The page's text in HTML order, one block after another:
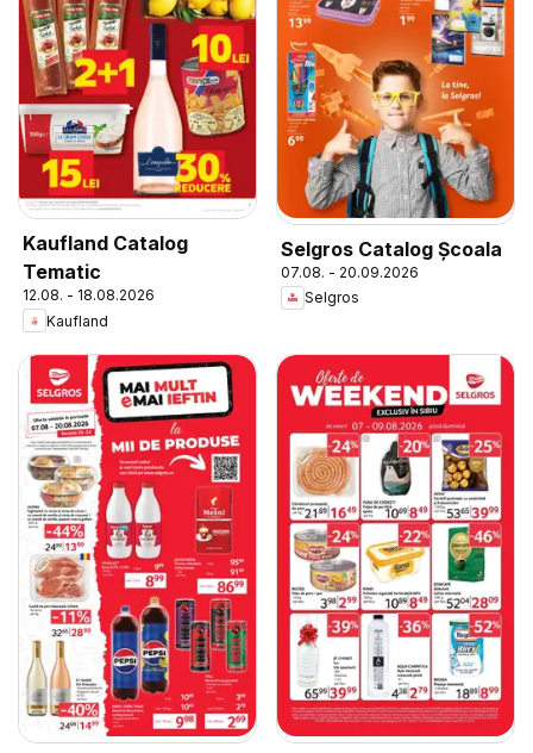
Kaufland Catalog
Tematic
12.08. - 18.08.2026
Kaufland
Selgros Catalog Şcoala
07.08. - 20.09.2026
Selgros